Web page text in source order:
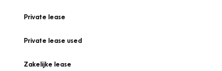
Private lease
Private lease used
Zakelijke lease